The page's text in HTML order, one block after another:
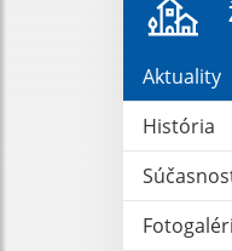
Aktuality
História